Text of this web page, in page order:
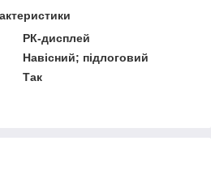
РК-дисплей
Навісний; підлоговий
Так